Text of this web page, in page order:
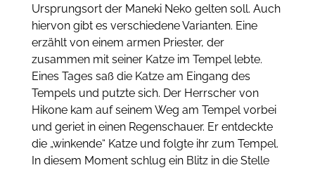
Ursprungsort der Maneki Neko gelten soll. Auch
hiervon gibt es verschiedene Varianten. Eine
erzählt von einem armen Priester, der
zusammen mit seiner Katze im Tempel lebte.
Eines Tages saß die Katze am Eingang des
Tempels und putzte sich. Der Herrscher von
Hikone kam auf seinem Weg am Tempel vorbei
und geriet in einen Regenschauer. Er entdeckte
die „winkende“ Katze und folgte ihr zum Tempel.
In diesem Moment schlug ein Blitz in die Stelle